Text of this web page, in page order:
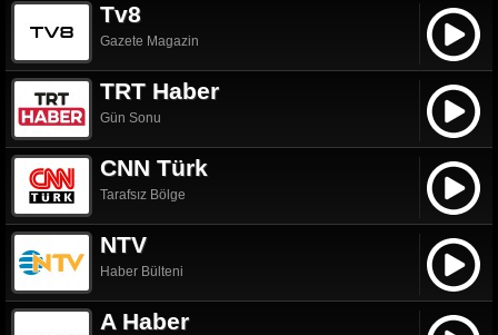
Tv8
Gazete Magazin
TRT Haber
Gün Sonu
CNN Türk
Tarafsız Bölge
NTV
Haber Bülteni
A Haber